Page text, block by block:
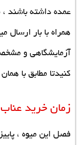
عمده داشته باشند ،
همراه با بار ارسال
آزمایشگاهی و
کنیدتا مطابق با
زمان خرید
فصل این میوه ،